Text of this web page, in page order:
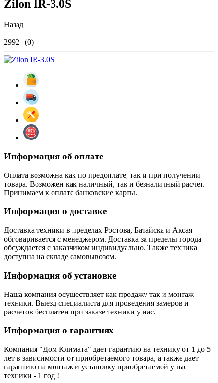
Zilon IR-3.0S
Назад
2992 | (0) |
Информация об оплате
Оплата возможна как по предоплате, так и при получении
товара. Возможен как наличный, так и безналичный расчет.
Принимаем к оплате банковские карты.
Информация о доставке
Доставка техники в пределах Ростова, Батайска и Аксая
обговаривается с менеджером. Доставка за пределы города
обсуждается с заказчиком индивидуально. Также техника
доступна на складе самовывозом.
Информация об установке
Наша компания осуществляет как продажу так и монтаж
техники. Выезд специалиста для проведения замеров и
расчетов бесплатен при заказе техники у нас.
Информация о гарантиях
Компания "Дом Климата" дает гарантию на технику от 1 до 5
лет в зависимости от приобретаемого товара, а также дает
гарантию на монтаж и установку приобретаемой у нас
техники - 1 год !